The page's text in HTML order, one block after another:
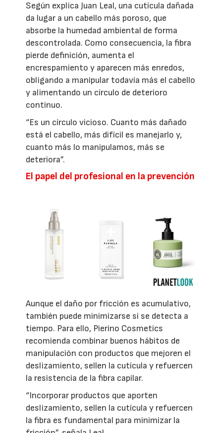
Según explica Juan Leal, una cutícula dañada
da lugar a un cabello más poroso, que
absorbe la humedad ambiental de forma
descontrolada. Como consecuencia, la fibra
pierde definición, aumenta el
encrespamiento y aparecen más enredos,
obligando a manipular todavía más el cabello
y alimentando un círculo de deterioro
continuo.
“Es un círculo vicioso. Cuanto más dañado
está el cabello, más difícil es manejarlo y,
cuanto más lo manipulamos, más se
deteriora”.
El papel del profesional en la prevención
Aunque el daño por fricción es acumulativo,
también puede minimizarse si se detecta a
tiempo. Para ello, Pierino Cosmetics
recomienda combinar buenos hábitos de
manipulación con productos que mejoren el
deslizamiento, sellen la cutícula y refuercen
la resistencia de la fibra capilar.
“Incorporar productos que aporten
deslizamiento, sellen la cutícula y refuercen
la fibra es fundamental para minimizar la